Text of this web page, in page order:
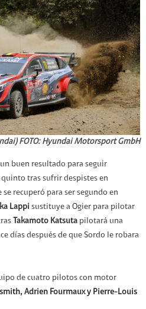
FOTO: Hyundai Motorsport GmbH
buen resultado para seguir
quinto tras sufrir despistes en
recuperó para ser segundo en
Lappi sustituye a Ogier para pilotar
Takamoto Katsuta pilotará una
días después de que Sordo le robara
de cuatro pilotos con motor
Adrien Fourmaux y Pierre-Louis